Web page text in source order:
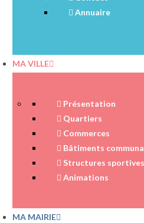
Annuaire
MA VILLE
Présentation
Quartiers
Commerces
Bâtiments
Structures sportives
Animations
MA MAIRIE